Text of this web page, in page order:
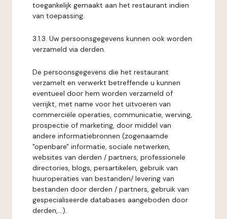
toegankelijk gemaakt aan het restaurant indien
van toepassing.
3.1.3. Uw persoonsgegevens kunnen ook worden
verzameld via derden.
De persoonsgegevens die het restaurant
verzamelt en verwerkt betreffende u kunnen
eventueel door hem worden verzameld of
verrijkt, met name voor het uitvoeren van
commerciële operaties, communicatie, werving,
prospectie of marketing, door middel van
andere informatiebronnen (zogenaamde
"openbare" informatie, sociale netwerken,
websites van derden / partners, professionele
directories, blogs, persartikelen, gebruik van
huuroperaties van bestanden/ levering van
bestanden door derden / partners, gebruik van
gespecialiseerde databases aangeboden door
derden,...).